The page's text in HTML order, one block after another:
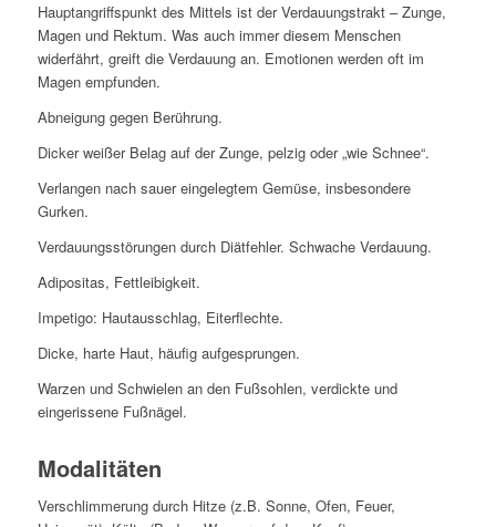
Hauptangriffspunkt des Mittels ist der Verdauungstrakt – Zunge,
Magen und Rektum. Was auch immer diesem Menschen
widerfährt, greift die Verdauung an. Emotionen werden oft im
Magen empfunden.
Abneigung gegen Berührung.
Dicker weißer Belag auf der Zunge, pelzig oder „wie Schnee“.
Verlangen nach sauer eingelegtem Gemüse, insbesondere
Gurken.
Verdauungsstörungen durch Diätfehler. Schwache Verdauung.
Adipositas, Fettleibigkeit.
Impetigo: Hautausschlag, Eiterflechte.
Dicke, harte Haut, häufig aufgesprungen.
Warzen und Schwielen an den Fußsohlen, verdickte und
eingerissene Fußnägel.
Modalitäten
Verschlimmerung durch Hitze (z.B. Sonne, Ofen, Feuer,